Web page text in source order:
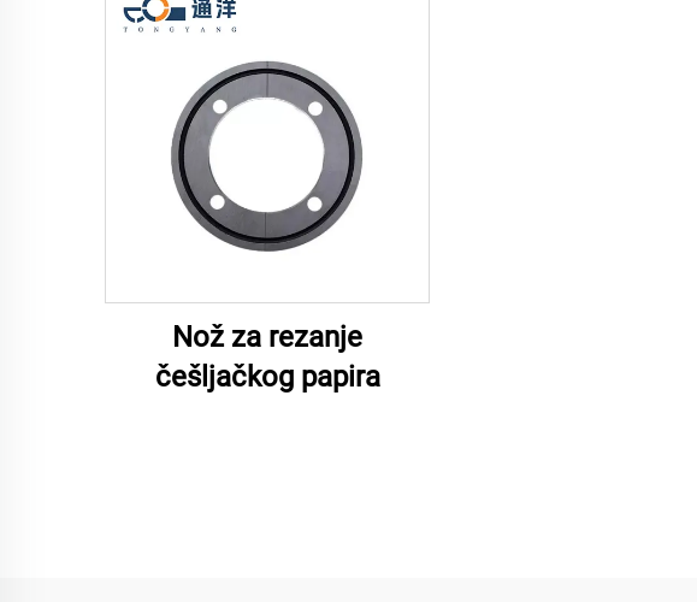
Nož za rezanje
češljačkog papira